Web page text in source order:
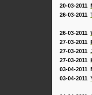
20-03-2011
26-03-2011
26-03-2011
27-03-2011
27-03-2011
27-03-2011
03-04-2011
03-04-2011
Nyheder
Danish
Monte Carlo
Classic Day
Otto og Britta
Jess og Per
Super Dæk
Køge OSC
Resultatliste
2010
Sidste nyt
Drivers
deltagelse
Faxe
Kommende
Drivers
2011
Drivers
Køge Løbet